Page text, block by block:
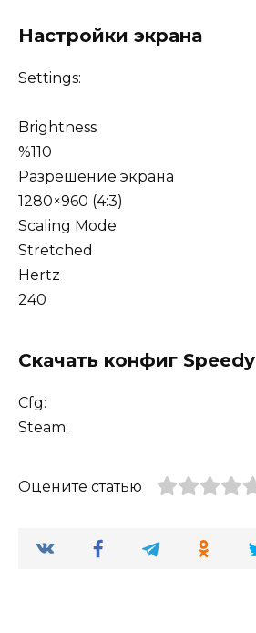
Настройки экрана
Settings:
Brightness
%110
Разрешение экрана
1280×960 (4:3)
Scaling Mode
Stretched
Hertz
240
Скачать конфиг Speedy
Cfg:
Steam:
Оцените статью